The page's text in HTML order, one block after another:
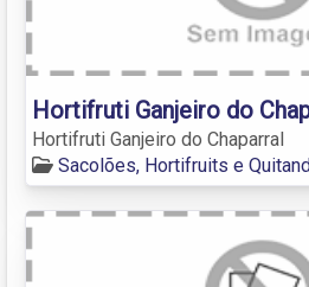
Hortifruti Ganjeiro do
Hortifruti Ganjeiro do Chaparral
Sacolões, Hortifruits e